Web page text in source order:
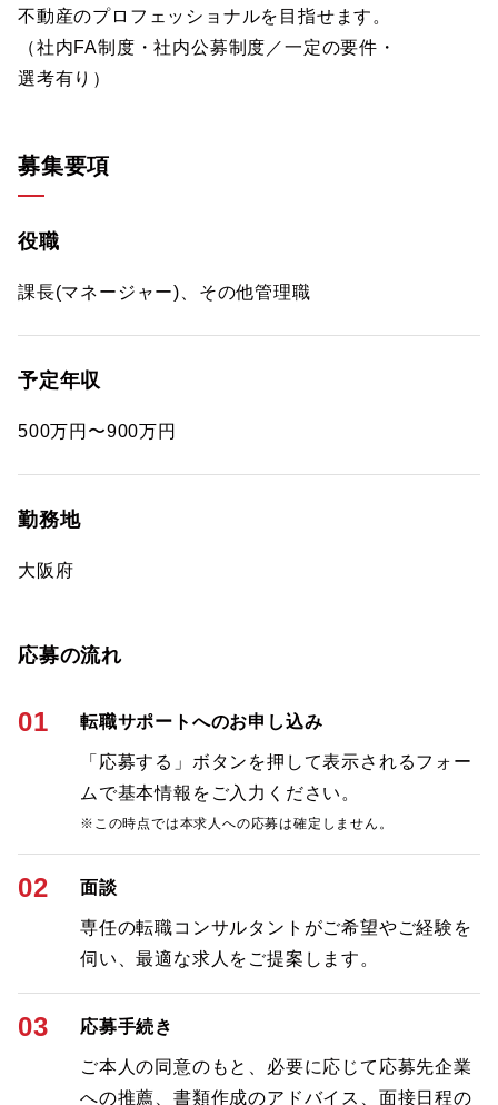
不動産のプロフェッショナルを目指せます。
（社内FA制度・社内公募制度／一定の要件・
選考有り）
募集要項
役職
課長(マネージャー)、その他管理職
予定年収
500万円〜900万円
勤務地
大阪府
応募の流れ
01 転職サポートへのお申し込み
「応募する」ボタンを押して表示されるフォー
ムで基本情報をご入力ください。
※この時点では本求人への応募は確定しません。
02 面談
専任の転職コンサルタントがご希望やご経験を
伺い、最適な求人をご提案します。
03 応募手続き
ご本人の同意のもと、必要に応じて応募先企業
への推薦、書類作成のアドバイス、面接日程の